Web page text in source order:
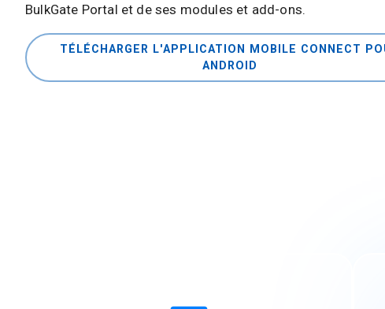
BulkGate Portal et de ses modules et add-ons.
TÉLÉCHARGER L'APPLICATION MOBILE CONNECT
ANDROID